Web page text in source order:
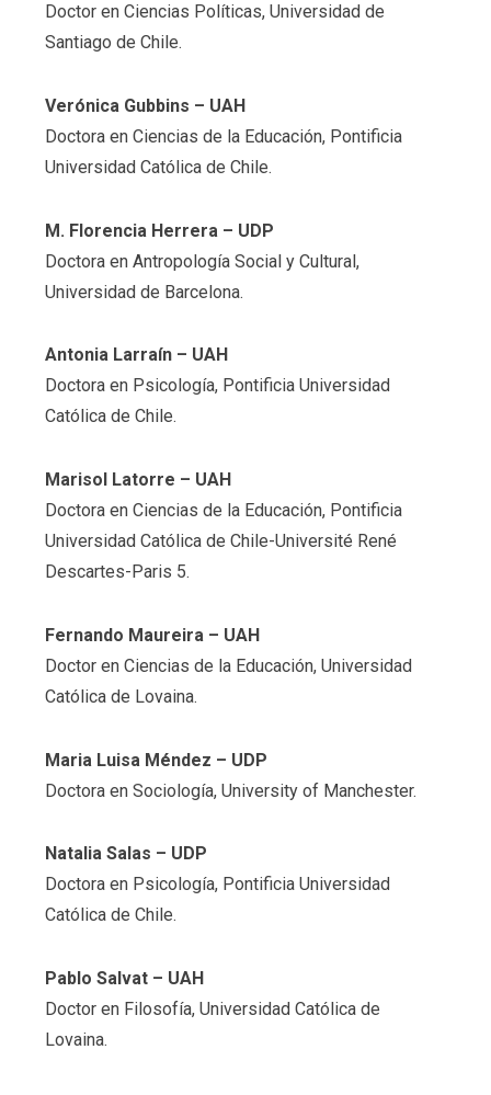
Doctor en Ciencias Políticas, Universidad de
Santiago de Chile.
Verónica Gubbins – UAH
Doctora en Ciencias de la Educación, Pontificia
Universidad Católica de Chile.
M. Florencia Herrera – UDP
Doctora en Antropología Social y Cultural,
Universidad de Barcelona.
Antonia Larraín – UAH
Doctora en Psicología, Pontificia Universidad
Católica de Chile.
Marisol Latorre – UAH
Doctora en Ciencias de la Educación, Pontificia
Universidad Católica de Chile-Université René
Descartes-Paris 5.
Fernando Maureira – UAH
Doctor en Ciencias de la Educación, Universidad
Católica de Lovaina.
Maria Luisa Méndez – UDP
Doctora en Sociología, University of Manchester.
Natalia Salas – UDP
Doctora en Psicología, Pontificia Universidad
Católica de Chile.
Pablo Salvat – UAH
Doctor en Filosofía, Universidad Católica de
Lovaina.